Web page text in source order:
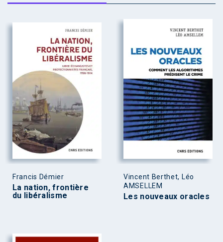
Francis Démier
La nation, frontière
du libéralisme
Vincent Berthet, Léo
AMSELLEM
Les nouveaux oracles